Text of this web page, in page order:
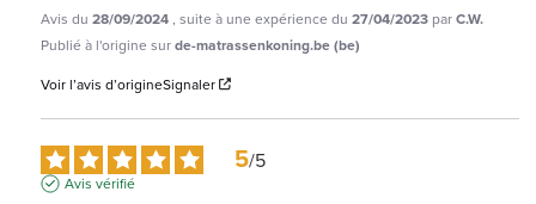
Avis du 28/09/2024, suite à une expérience du 27/04/2023 parC.W.
Publié à l'origine surde-matrassenkoning.be (be)
Voir l’avis d’origineSignaler
5/5
Avis vérifié